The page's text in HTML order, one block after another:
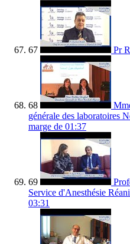
67 Pr
68
générale des laboratoires
marge de 01:37
69
Service d'Anesthésie
03:31